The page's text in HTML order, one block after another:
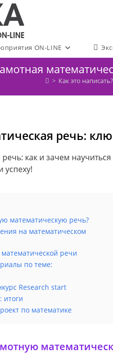
ON-LINE
> Как это
речь:
как и зачем
успеху!
математическую речь?
на математическом
речи
по теме:
Research start
итоги
по математике